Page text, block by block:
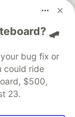
🛹
bug fix or
could ride
$500,
23.
keep up software
career
Videos
About
Contact
MLH
of Use
that powers